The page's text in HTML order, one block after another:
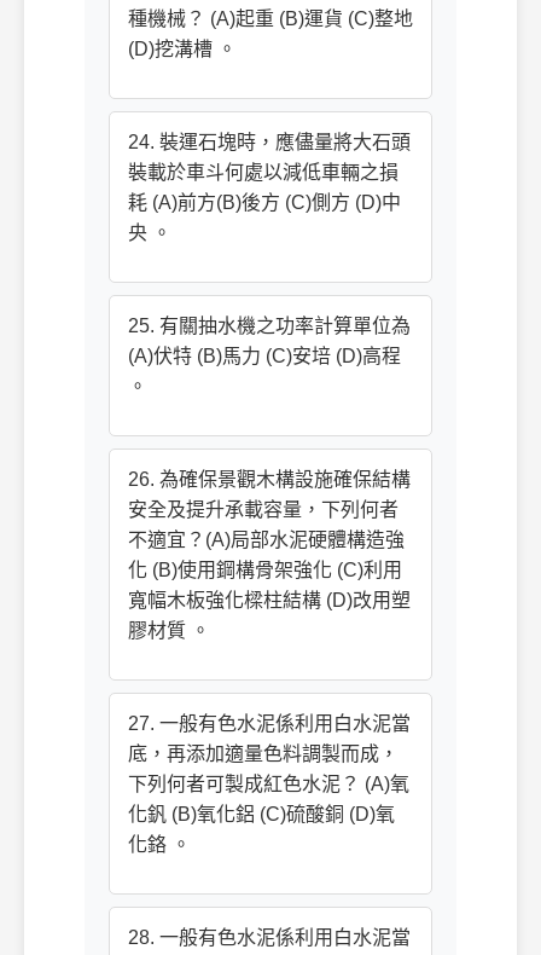
種機械？ (A)起重 (B)運貨 (C)整地
(D)挖溝槽 。
24. 裝運石塊時，應儘量將大石頭
裝載於車斗何處以減低車輛之損
耗 (A)前方(B)後方 (C)側方 (D)中
央 。
25. 有關抽水機之功率計算單位為
(A)伏特 (B)馬力 (C)安培 (D)高程
。
26. 為確保景觀木構設施確保結構
安全及提升承載容量，下列何者
不適宜？(A)局部水泥硬體構造強
化 (B)使用鋼構骨架強化 (C)利用
寬幅木板強化樑柱結構 (D)改用塑
膠材質 。
27. 一般有色水泥係利用白水泥當
底，再添加適量色料調製而成，
下列何者可製成紅色水泥？ (A)氧
化釩 (B)氧化鋁 (C)硫酸銅 (D)氧
化鉻 。
28. 一般有色水泥係利用白水泥當